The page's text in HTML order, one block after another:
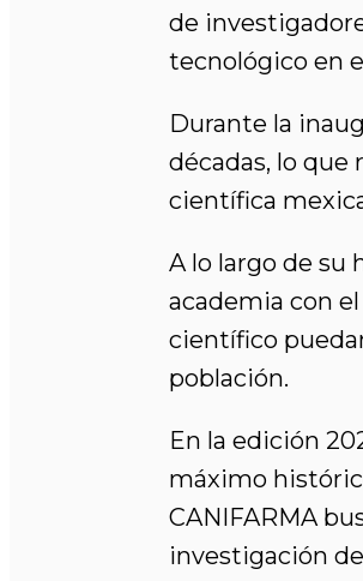
de
tecnológico en
Durante la
décadas, lo
científica
A lo largo de su
academia con
científico
población.
En la edición
máximo
CANIFARMA
investigación